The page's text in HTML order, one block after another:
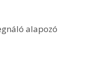
alapozó